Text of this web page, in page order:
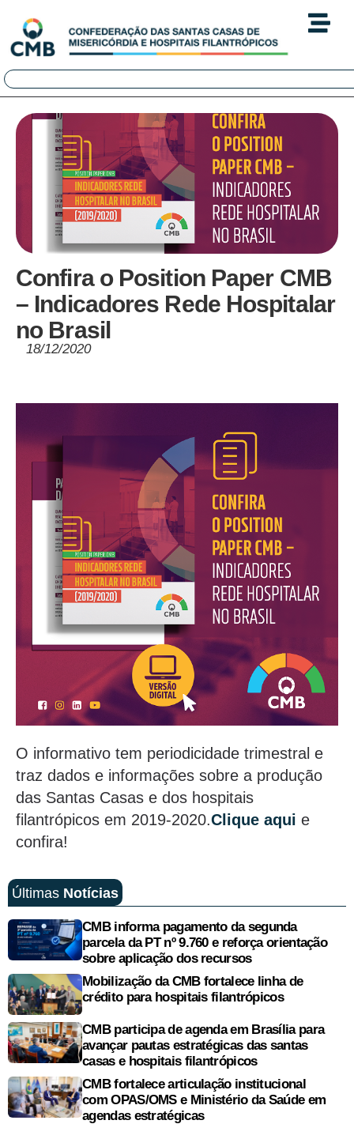
Confira o Position Paper CMB
– Indicadores Rede Hospitalar
no Brasil
18/12/2020
O informativo tem periodicidade trimestral e
traz dados e informações sobre a produção
das Santas Casas e dos hospitais
filantrópicos em 2019-2020.Clique aqui e
confira!
Últimas Notícias
CMB informa pagamento da segunda
parcela da PT nº 9.760 e reforça orientação
sobre aplicação dos recursos
Mobilização da CMB fortalece linha de
crédito para hospitais filantrópicos
CMB participa de agenda em Brasília para
avançar pautas estratégicas das santas
casas e hospitais filantrópicos
CMB fortalece articulação institucional
com OPAS/OMS e Ministério da Saúde em
agendas estratégicas